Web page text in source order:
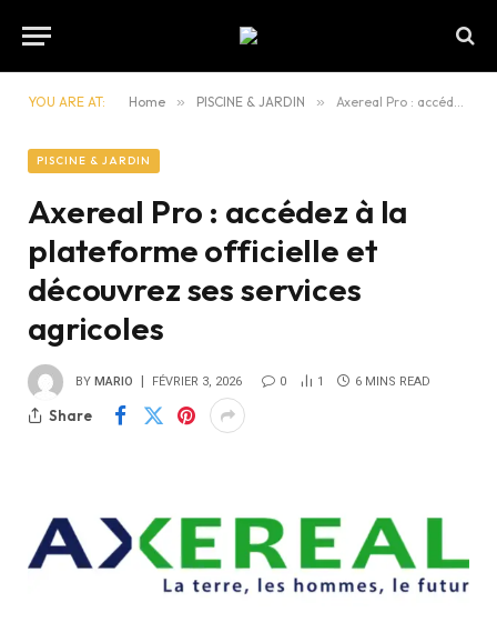
YOU ARE AT: Home » PISCINE & JARDIN » Axereal Pro : accédez à la plateforme officielle et découvrez ses services agricoles
PISCINE & JARDIN
Axereal Pro : accédez à la
plateforme officielle et
découvrez ses services
agricoles
BY MARIO FÉVRIER 3, 2026 0 1 6 MINS READ
Share